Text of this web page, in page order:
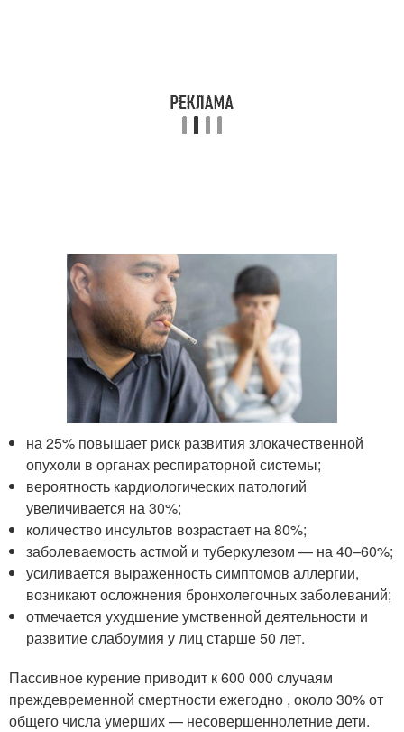
на 25% повышает риск развития злокачественной
опухоли в органах респираторной системы;
вероятность кардиологических патологий
увеличивается на 30%;
количество инсультов возрастает на 80%;
заболеваемость астмой и туберкулезом — на 40–60%;
усиливается выраженность симптомов аллергии,
возникают осложнения бронхолегочных заболеваний;
отмечается ухудшение умственной деятельности и
развитие слабоумия у лиц старше 50 лет.
Пассивное курение приводит к 600 000 случаям
преждевременной смертности ежегодно , около 30% от
общего числа умерших — несовершеннолетние дети.